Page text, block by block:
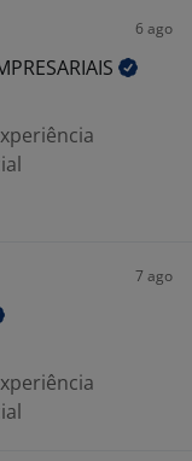
6 ago
7 ago